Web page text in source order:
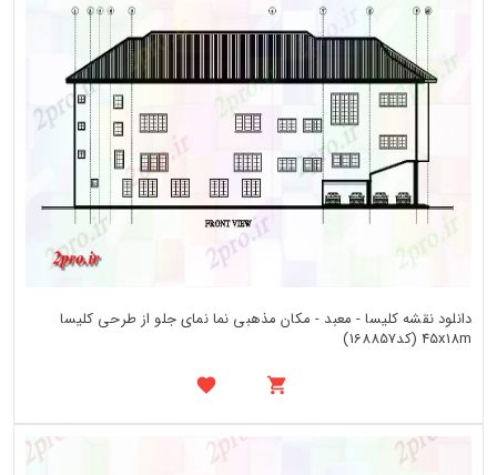
دانلود نقشه کلیسا - معبد - مکان مذهبی نما نمای جلو از طرحی کلیسا
45x18m (کد168857)